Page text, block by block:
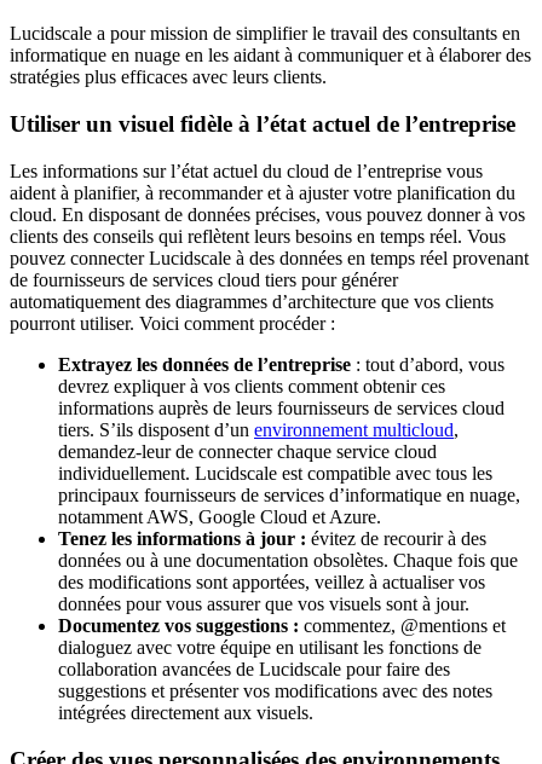
Lucidscale a pour mission de simplifier le travail des consultants en
informatique en nuage en les aidant à communiquer et à élaborer des
stratégies plus efficaces avec leurs clients.
Utiliser un visuel fidèle à l’état actuel de l’entreprise
Les informations sur l’état actuel du cloud de l’entreprise vous
aident à planifier, à recommander et à ajuster votre planification du
cloud. En disposant de données précises, vous pouvez donner à vos
clients des conseils qui reflètent leurs besoins en temps réel. Vous
pouvez connecter Lucidscale à des données en temps réel provenant
de fournisseurs de services cloud tiers pour générer
automatiquement des diagrammes d’architecture que vos clients
pourront utiliser. Voici comment procéder :
Extrayez les données de l’entreprise : tout d’abord, vous
devrez expliquer à vos clients comment obtenir ces
informations auprès de leurs fournisseurs de services cloud
tiers. S’ils disposent d’un environnement multicloud,
demandez-leur de connecter chaque service cloud
individuellement. Lucidscale est compatible avec tous les
principaux fournisseurs de services d’informatique en nuage,
notamment AWS, Google Cloud et Azure.
Tenez les informations à jour : évitez de recourir à des
données ou à une documentation obsolètes. Chaque fois que
des modifications sont apportées, veillez à actualiser vos
données pour vous assurer que vos visuels sont à jour.
Documentez vos suggestions : commentez, @mentions et
dialoguez avec votre équipe en utilisant les fonctions de
collaboration avancées de Lucidscale pour faire des
suggestions et présenter vos modifications avec des notes
intégrées directement aux visuels.